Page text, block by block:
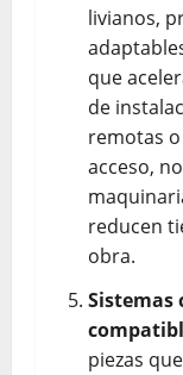
livianos,
que
de
remotas
acceso,
reducen
obra.
Sistemas
piezas